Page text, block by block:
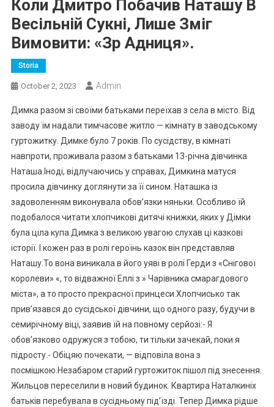
Коли Дмитро Побачив Наташу В
Весільній Сукні, Лише Зміг
Вимовити: «Зр Адниця».
Storia
October 2, 2023 Admin
Димка разом зі своїми батьками переїхав з села в місто. Від
заводу їм надали тимчасове житло — кімнату в заводському
гуртожитку. Димке було 7 років. По сусідству, в кімнаті
навпроти, проживала разом з батьками 13-річна дівчинка
Наташа.Іноді, відлучаючись у справах, Димкина матуся
просила дівчинку доглянути за її сином. Наташка із
задоволенням виконувала обов’язки няньки. Особливо їй
подобалося читати хлопчикові дитячі книжки, яких у Дімки
була ціла купа.Димка з великою увагою слухав ці казкові
історії. І кожен раз в ролі героїнь казок він представляв
Наташу.То вона виникала в його уяві в ролі Герди з «Снігової
королеви» «, то відважної Еллі з » Чарівника смарагдового
міста», а то просто прекрасної принцеси.Хлопчисько так
прив’язався до сусідської дівчини, що одного разу, будучи в
семирічному віці, заявив їй на повному серйозі:- Я
обов’язково одружуся з тобою, ти тільки зачекай, поки я
підросту.- Обіцяю почекати, — відповіла вона з
посмішкою.Незабаром старий гуртожиток пішол під знесення.
Жильцов переселили в новий будинок. Квартира Наталкиніх
батьків перебувала в сусідньому під’їзді. Тепер Димка рідше